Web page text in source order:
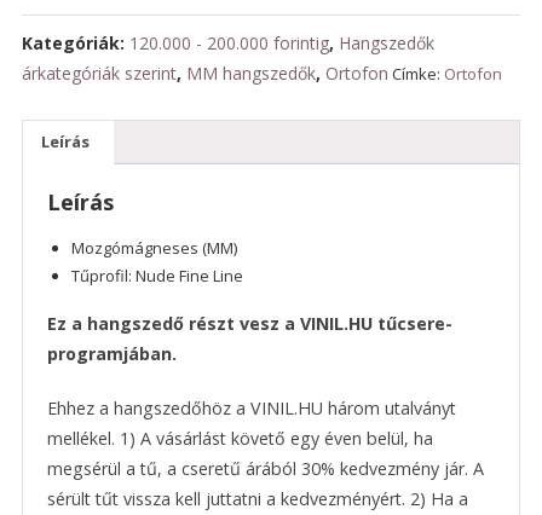
Kategóriák: 120.000 - 200.000 forintig, Hangszedők
árkategóriák szerint, MM hangszedők, Ortofon Címke: Ortofon
Leírás
Leírás
Mozgómágneses (MM)
Tűprofil: Nude Fine Line
Ez a hangszedő részt vesz a VINIL.HU tűcsere-
programjában.
Ehhez a hangszedőhöz a VINIL.HU három utalványt
mellékel. 1) A vásárlást követő egy éven belül, ha
megsérül a tű, a cseretű árából 30% kedvezmény jár. A
sérült tűt vissza kell juttatni a kedvezményért. 2) Ha a